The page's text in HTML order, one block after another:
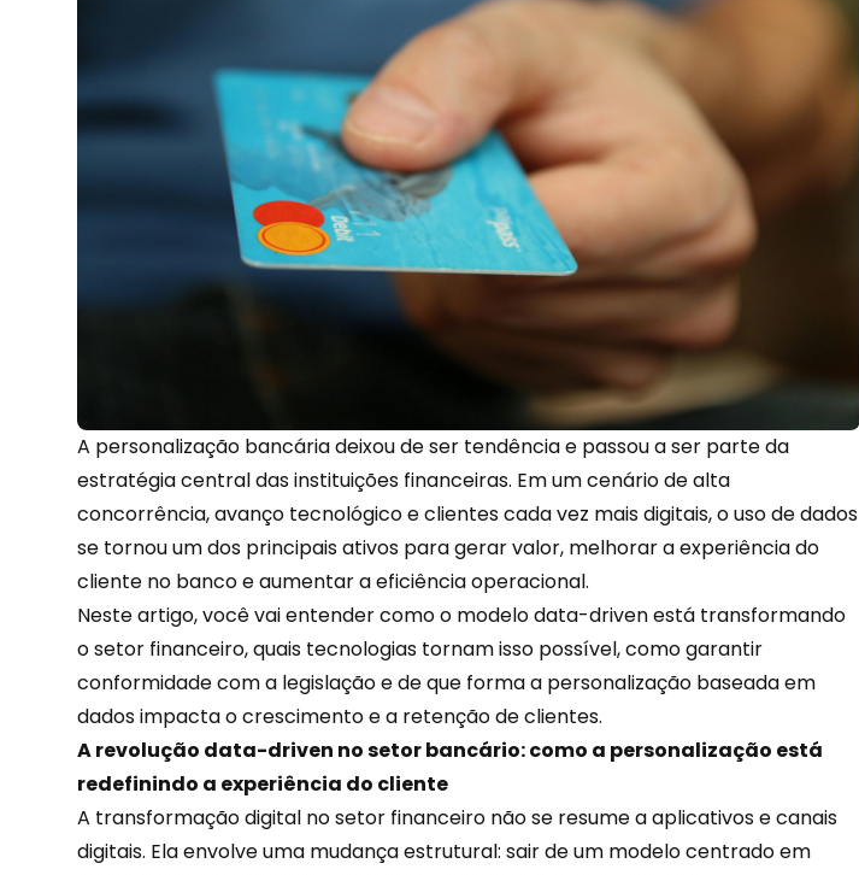
A personalização bancária deixou de ser tendência e passou a ser parte da
estratégia central das instituições financeiras. Em um cenário de alta
concorrência, avanço tecnológico e clientes cada vez mais digitais, ouso de dados
se tornou um dos principais ativos para gerar valor, melhorar a experiência do
cliente no banco e aumentar a eficiência operacional.
Neste artigo, você vai entender como o modelo data-driven está transformando
o setor financeiro, quais tecnologias tornam isso possível, como garantir
conformidade com a legislação e de que forma a personalização baseada em
dados impacta o crescimento e a retençãode clientes.
A revolução data-driven no setor bancário: como a personalização está
redefinindo a experiência do cliente
A transformação digital no setor financeiro não se resume a aplicativos ecanais
digitais. Ela envolve uma mudança estrutural: sair de um modelo centrado em